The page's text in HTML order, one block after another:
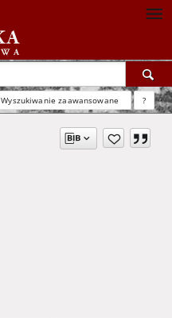
Wyszukiwanie zaawansowane ?